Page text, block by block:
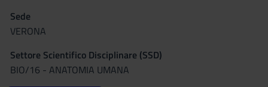
Sede
VERONA
Settore Scientifico Disciplinare (SSD)
BIO/16 - ANATOMIA UMANA